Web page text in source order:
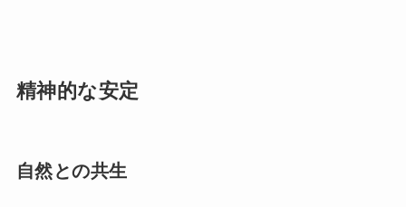
精神的な安定
自然との共生